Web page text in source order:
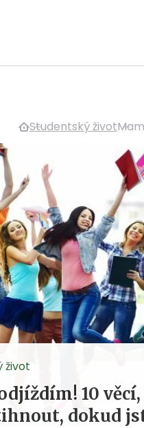
Studentský život
život
10
dokud